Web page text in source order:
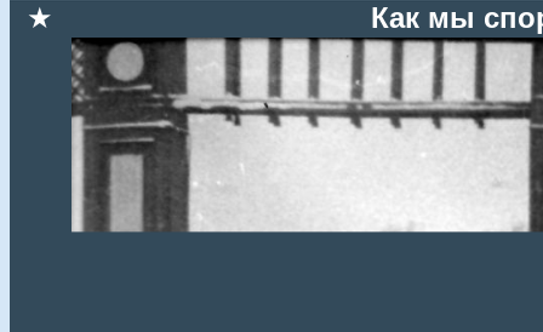
★ Как мы